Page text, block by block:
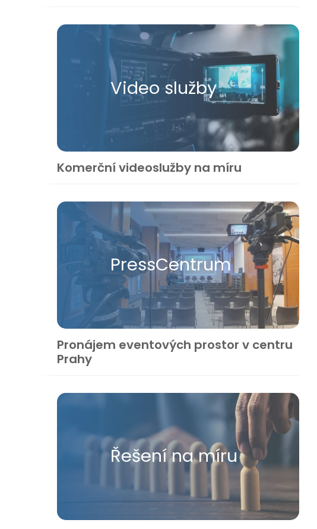
Video služby
Komerční videoslužby na míru
Press​Centrum
Pronájem eventových prostor v centru
Prahy
Řešení na míru